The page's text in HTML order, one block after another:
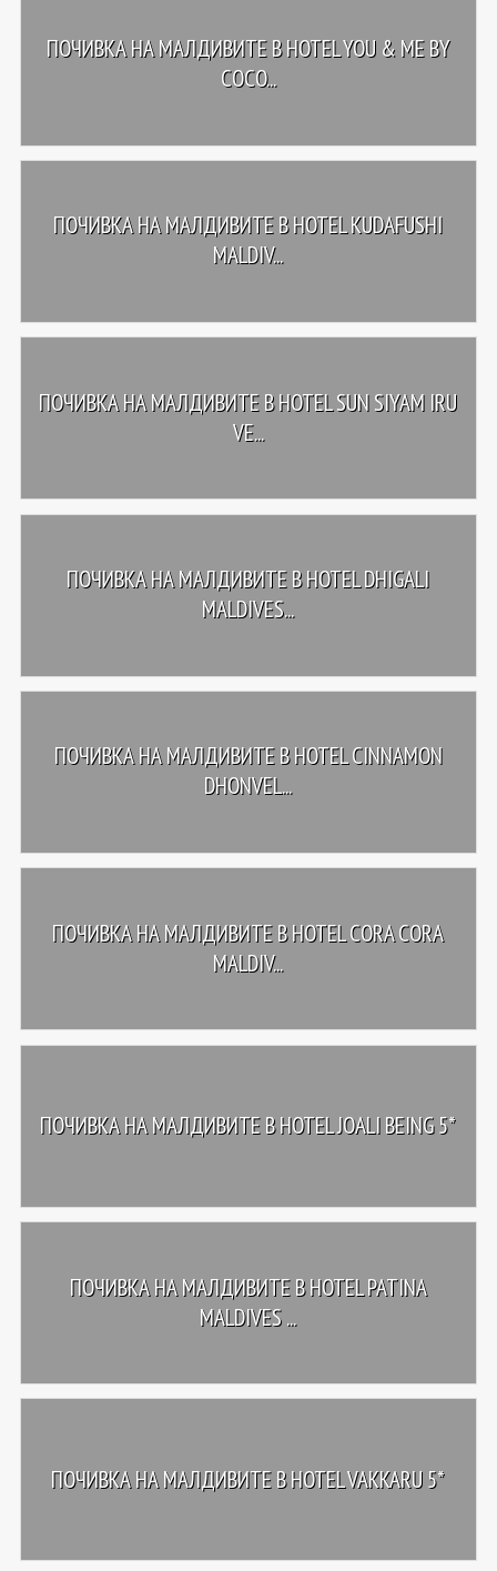
ПОЧИВКА НА МАЛДИВИТЕ В HOTEL YOU & ME BY
COCO...
ПОЧИВКА НА МАЛДИВИТЕ В HOTEL KUDAFUSHI
MALDIV...
ПОЧИВКА НА МАЛДИВИТЕ В HOTEL SUN SIYAM IRU
VE...
ПОЧИВКА НА МАЛДИВИТЕ В HOTEL DHIGALI
MALDIVES...
ПОЧИВКА НА МАЛДИВИТЕ В HOTEL CINNAMON
DHONVEL...
ПОЧИВКА НА МАЛДИВИТЕ В HOTEL CORA CORA
MALDIV...
ПОЧИВКА НА МАЛДИВИТЕ В HOTEL JOALI BEING 5*
ПОЧИВКА НА МАЛДИВИТЕ В HOTEL PATINA
MALDIVES ...
ПОЧИВКА НА МАЛДИВИТЕ В HOTEL VAKKARU 5*